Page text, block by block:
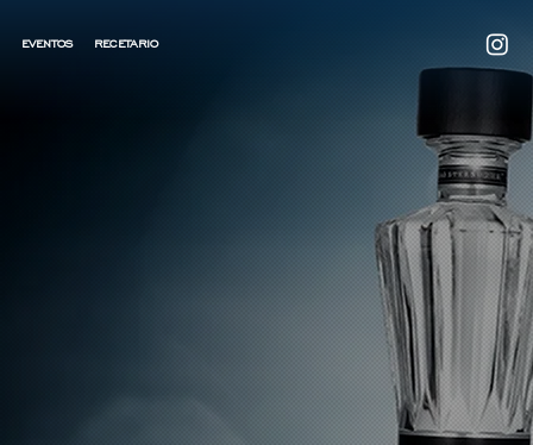
EVENTOS RECETARIO